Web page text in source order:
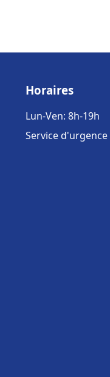
Horaires
Lun-Ven: 8h-19h
Service d'urgence